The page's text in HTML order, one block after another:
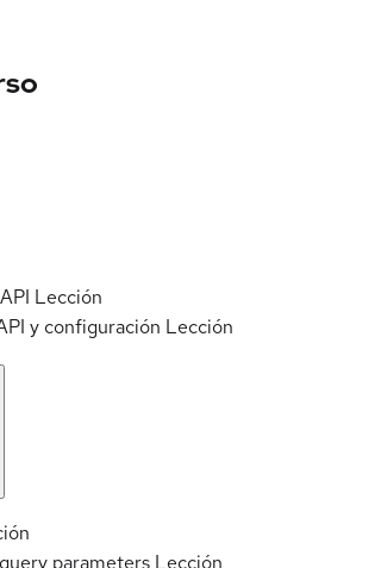
Lección
y configuración Lección
parameters Lección